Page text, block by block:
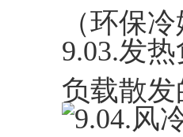
（环保
9.03.发
负载散
9.04.风